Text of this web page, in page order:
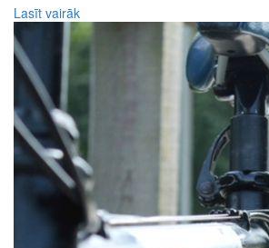
Lasīt vairāk